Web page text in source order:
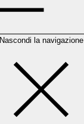
Nascondi la navigazione